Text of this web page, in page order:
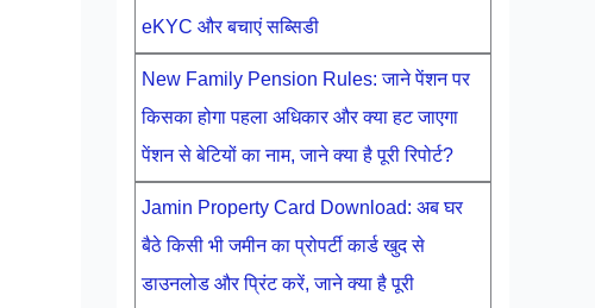
eKYC और बचाएं सब्सिडी
New Family Pension Rules: जाने पेंशन पर
किसका होगा पहला अधिकार और क्या हट जाएगा
पेंशन से बेटियों का नाम, जाने क्या है पूरी रिपोर्ट?
Jamin Property Card Download: अब घर
बैठे किसी भी जमीन का प्रोपर्टी कार्ड खुद से
डाउनलोड और प्रिंट करें, जाने क्या है पूरी